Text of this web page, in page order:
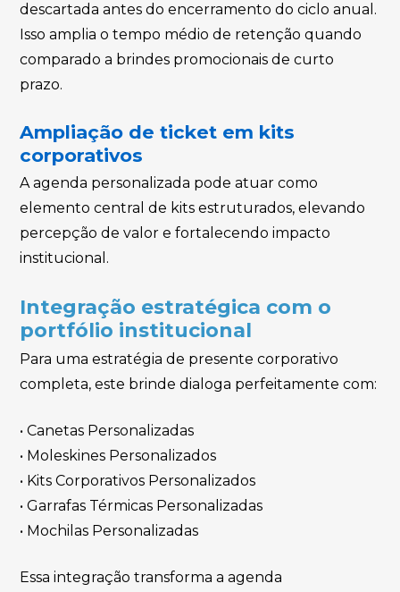
descartada antes do encerramento do ciclo anual.
Isso amplia o tempo médio de retenção quando
comparado a brindes promocionais de curto
prazo.
Ampliação de ticket em kits
corporativos
A agenda personalizada pode atuar como
elemento central de kits estruturados, elevando
percepção de valor e fortalecendo impacto
institucional.
Integração estratégica com o
portfólio institucional
Para uma estratégia de presente corporativo
completa, este brinde dialoga perfeitamente com:
• Canetas Personalizadas
• Moleskines Personalizados
• Kits Corporativos Personalizados
• Garrafas Térmicas Personalizadas
• Mochilas Personalizadas
Essa integração transforma a agenda